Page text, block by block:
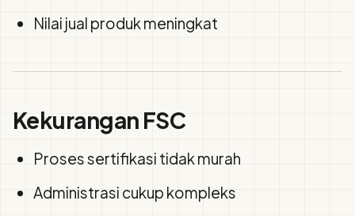
Nilai jual produk meningkat
Kekurangan FSC
Proses sertifikasi tidak murah
Administrasi cukup kompleks